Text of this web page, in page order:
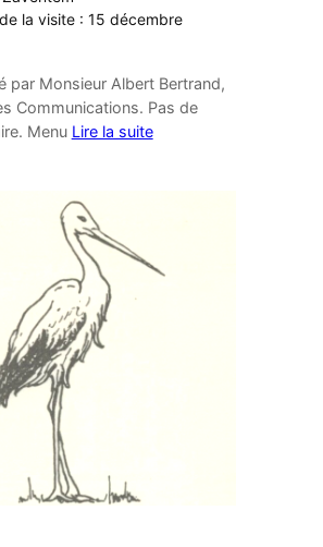
la visite : 15 décembre
par Monsieur Albert Bertrand,
Communications. Pas de
Menu Lire la suite